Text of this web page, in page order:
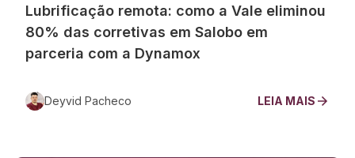
Lubrificação remota: como a Vale eliminou
80% das corretivas em Salobo em
parceria com a Dynamox
Deyvid Pacheco LEIA MAIS